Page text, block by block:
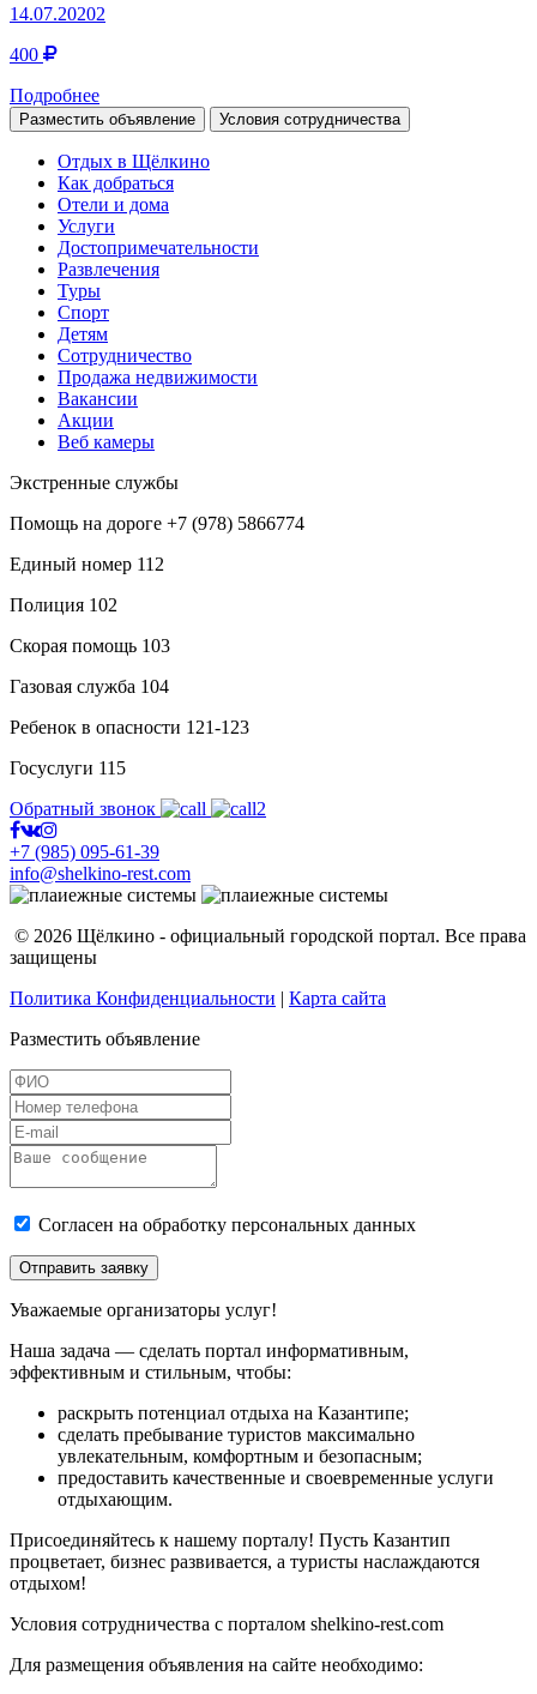
14.07.20202
400
Подробнее
Разместить объявление Условия сотрудничества
Отдых в Щёлкино
Как добраться
Отели и дома
Услуги
Достопримечательности
Развлечения
Туры
Спорт
Детям
Сотрудничество
Продажа недвижимости
Вакансии
Акции
Веб камеры
Экстренные службы
Помощь на дороге +7 (978) 5866774
Единый номер 112
Полиция 102
Скорая помощь 103
Газовая служба 104
Ребенок в опасности 121-123
Госуслуги 115
Обратный звонок
+7 (985) 095-61-39
info@shelkino-rest.com
© 2026 Щёлкино - официальный городской портал. Все права
защищены
Политика Конфиденциальности | Карта сайта
Разместить объявление
Согласен на обработку персональных данных
Отправить заявку
Уважаемые организаторы услуг!
Наша задача — сделать портал информативным,
эффективным и стильным, чтобы:
раскрыть потенциал отдыха на Казантипе;
сделать пребывание туристов максимально
увлекательным, комфортным и безопасным;
предоставить качественные и своевременные услуги
отдыхающим.
Присоединяйтесь к нашему порталу! Пусть Казантип
процветает, бизнес развивается, а туристы наслаждаются
отдыхом!
Условия сотрудничества с порталом shelkino-rest.com
Для размещения объявления на сайте необходимо: